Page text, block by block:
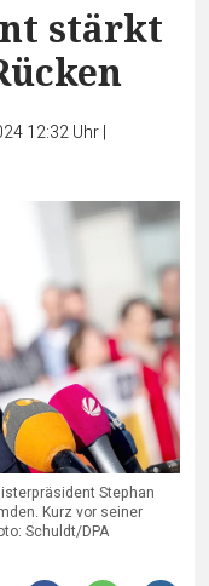
stärkt
12:32 Uhr|
Stephan
Kurz vor seiner
Schuldt/DPA